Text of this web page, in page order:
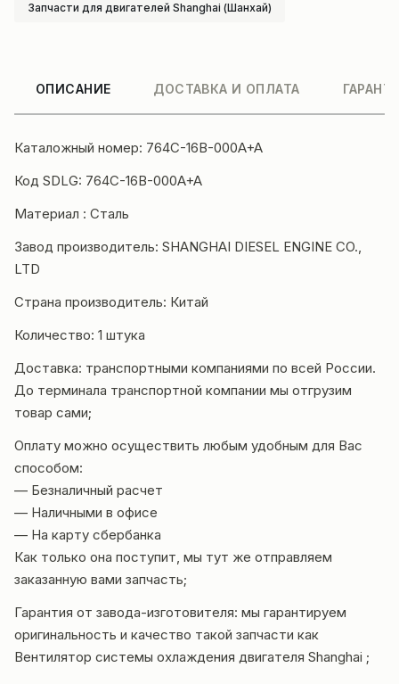
Запчасти для двигателей Shanghai (Шанхай)
ОПИСАНИЕ ДОСТАВКА И ОПЛАТА
Каталожный номер: 764C-16B-000A+A
Код SDLG: 764C-16B-000A+A
Материал : Сталь
Завод производитель: SHANGHAI DIESEL ENGINE CO.,
LTD
Страна производитель: Китай
Количество: 1 штука
Доставка: транспортными компаниями по всей России.
До терминала транспортной компании мы отгрузим
товар сами;
Оплату можно осуществить любым удобным для Вас
способом:
— Безналичный расчет
— Наличными в офисе
— На карту сбербанка
Как только она поступит, мы тут же отправляем
заказанную вами запчасть;
Гарантия от завода-изготовителя: мы гарантируем
оригинальность и качество такой запчасти как
Вентилятор системы охлаждения двигателя Shanghai ;